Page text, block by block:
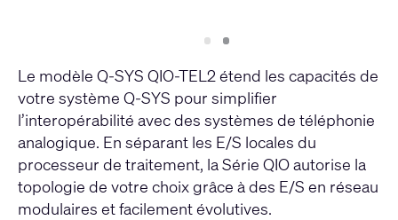
Slide
1 Slide
2
Le modèle Q-SYS QIO-TEL2 étend les capacités de
votre système Q-SYS pour simplifier
l’interopérabilité avec des systèmes de téléphonie
analogique. En séparant les E/S locales du
processeur de traitement, la Série QIO autorise la
topologie de votre choix grâce à des E/S en réseau
modulaires et facilement évolutives.